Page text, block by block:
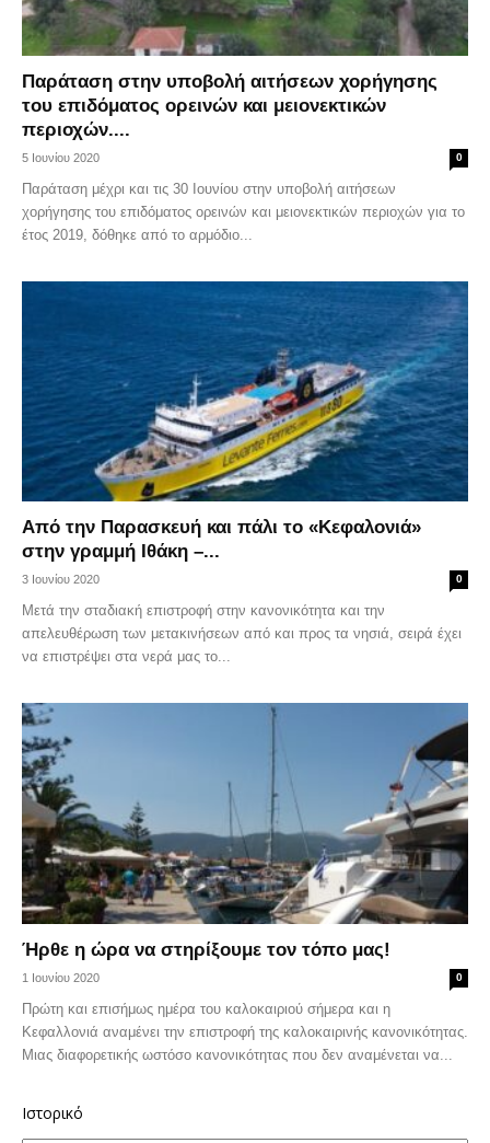
Παράταση στην υποβολή αιτήσεων χορήγησης
του επιδόματος ορεινών και μειονεκτικών
περιοχών....
5 Ιουνίου 2020 0
Παράταση μέχρι και τις 30 Ιουνίου στην υποβολή αιτήσεων
χορήγησης του επιδόματος ορεινών και μειονεκτικών περιοχών για το
έτος 2019, δόθηκε από το αρμόδιο...
Από την Παρασκευή και πάλι το «Κεφαλονιά»
στην γραμμή Ιθάκη –...
3 Ιουνίου 2020 0
Μετά την σταδιακή επιστροφή στην κανονικότητα και την
απελευθέρωση των μετακινήσεων από και προς τα νησιά, σειρά έχει
να επιστρέψει στα νερά μας το...
Ήρθε η ώρα να στηρίξουμε τον τόπο μας!
1 Ιουνίου 2020 0
Πρώτη και επισήμως ημέρα του καλοκαιριού σήμερα και η
Κεφαλλονιά αναμένει την επιστροφή της καλοκαιρινής κανονικότητας.
Μιας διαφορετικής ωστόσο κανονικότητας που δεν αναμένεται να...
Ιστορικό